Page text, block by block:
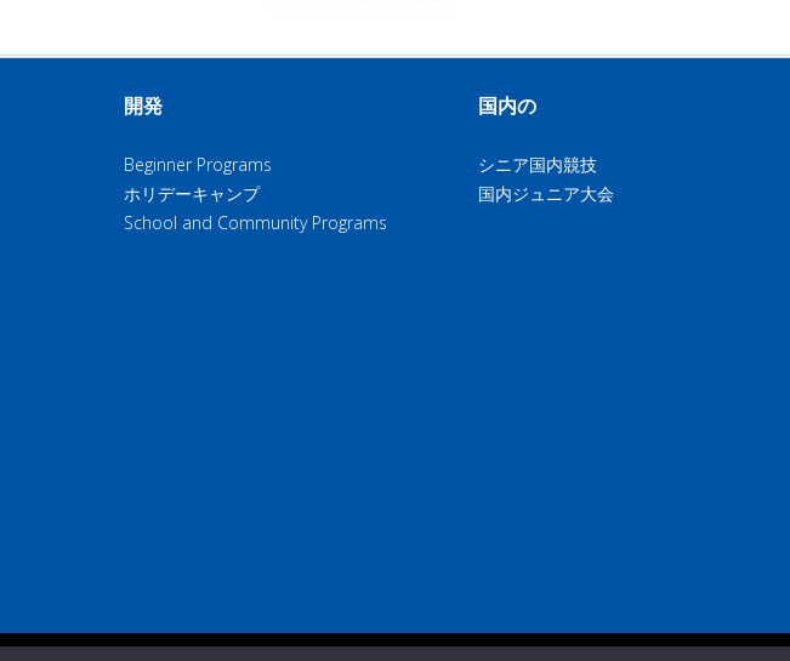
開発
Beginner Programs
ホリデーキャンプ
School and Community Programs
国内の
シニア国内競技
国内ジュニア大会